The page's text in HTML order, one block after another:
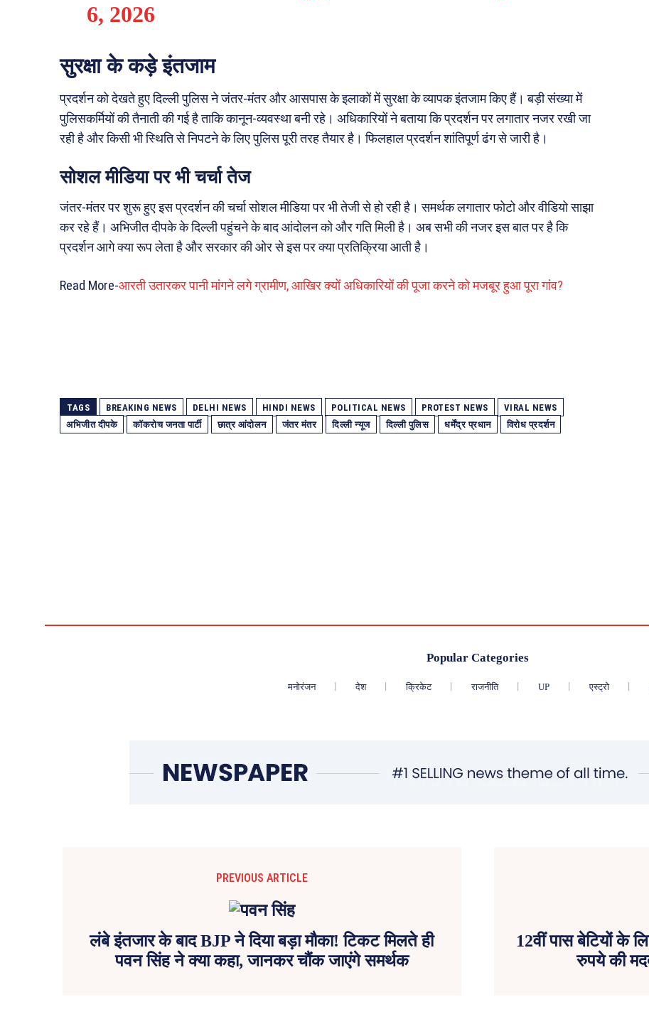
6, 2026
सुरक्षा के कड़े इंतजाम
प्रदर्शन को देखते हुए दिल्ली पुलिस ने जंतर-मंतर और आसपास के इलाकों में सुरक्षा के व्यापक इंतजाम किए हैं। बड़ी संख्या में
पुलिसकर्मियों की तैनाती की गई है ताकि कानून-व्यवस्था बनी रहे। अधिकारियों ने बताया कि प्रदर्शन पर लगातार नजर रखी जा
रही है और किसी भी स्थिति से निपटने के लिए पुलिस पूरी तरह तैयार है। फिलहाल प्रदर्शन शांतिपूर्ण ढंग से जारी है।
सोशल मीडिया पर भी चर्चा तेज
जंतर-मंतर पर शुरू हुए इस प्रदर्शन की चर्चा सोशल मीडिया पर भी तेजी से हो रही है। समर्थक लगातार फोटो और वीडियो साझा
कर रहे हैं। अभिजीत दीपके के दिल्ली पहुंचने के बाद आंदोलन को और गति मिली है। अब सभी की नजर इस बात पर है कि
प्रदर्शन आगे क्या रूप लेता है और सरकार की ओर से इस पर क्या प्रतिक्रिया आती है।
Read More-आरती उतारकर पानी मांगने लगे ग्रामीण, आखिर क्यों अधिकारियों की पूजा करने को मजबूर हुआ पूरा गांव?
TAGS BREAKING NEWS DELHI NEWS HINDI NEWS POLITICAL NEWS PROTEST NEWS
VIRAL NEWS
अभिजीत दीपके
कॉकरोच जनता पार्टी छात्र आंदोलन जंतर मंतर दिल्ली न्यूज दिल्ली पुलिस धर्मेंद्र प्रधान विरोध प्रदर्शन
Popular Categories
मनोरंजन देश क्रिकेट राजनीति UP एस्ट्रो
PREVIOUS ARTICLE
लंबे इंतजार के बाद BJP ने दिया बड़ा मौका! टिकट मिलते ही
पवन सिंह ने क्या कहा, जानकर चौंक जाएंगे समर्थक
12वीं पास बेटियों के
रुपये की